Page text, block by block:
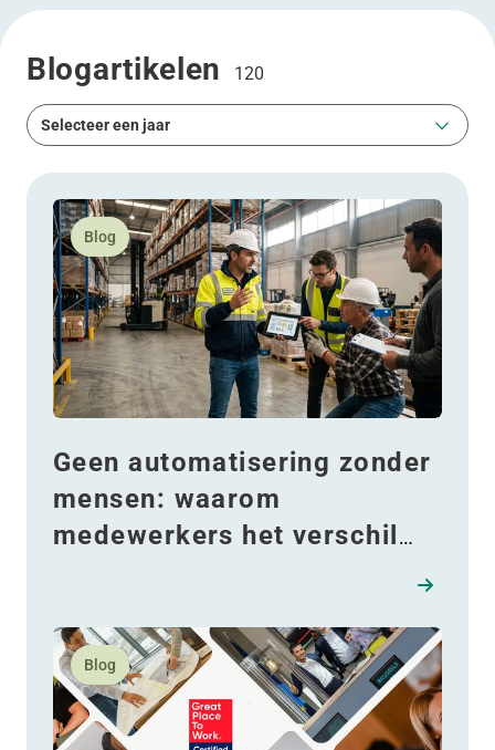
Blogartikelen 120
Selecteer een jaar
Selecteer een jaar
Blog
Geen automatisering zonder
mensen: waarom
medewerkers het verschil
Lees meer over Geen automatisering zonder
Blog
Lees meer over WDP: Gecertificeerd als Great